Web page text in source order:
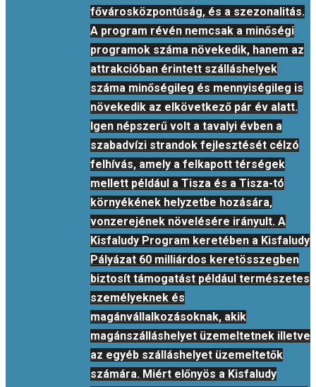
fővárosközpontúság, és a szezonalitás.
A program révén nemcsak a minőségi
programok száma növekedik, hanem az
attrakcióban érintett szálláshelyek
száma minőségileg és mennyiségileg is
növekedik az elkövetkező pár év alatt.
Igen népszerű volt a tavalyi évben a
szabadvízi strandok fejlesztését célzó
felhívás, amely a felkapott térségek
mellett például a Tisza és a Tisza-tó
környékének helyzetbe hozására,
vonzerejének növelésére irányult. A
Kisfaludy Program keretében a Kisfaludy
Pályázat 60 milliárdos keretösszegben
biztosít támogatást például természetes
személyeknek és
magánvállalkozásoknak, akik
magánszálláshelyet üzemeltetnek illetve
az egyéb szálláshelyet üzemeltetők
számára. Miért előnyös a Kisfaludy